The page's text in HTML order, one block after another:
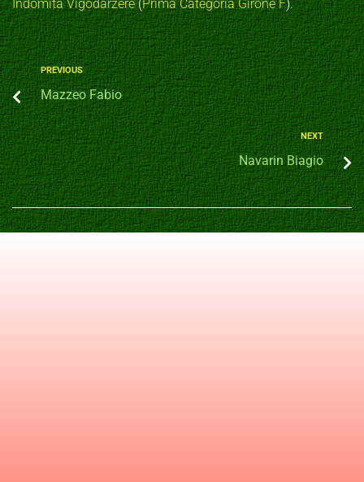
Indomita Vigodarzere(Prima Categoria Girone F).
PREVIOUS
Mazzeo Fabio
NEXT
Navarin Biagio